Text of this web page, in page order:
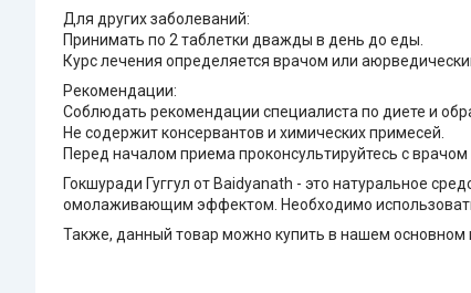
Для других заболеваний:
Принимать по 2 таблетки дважды в день до еды.
Курс лечения определяется врачом или
Рекомендации:
Соблюдать рекомендации специалиста по диете и
Не содержит консервантов и химических примесей.
Перед началом приема проконсультируйтесь с
Гокшуради Гуггул от Baidyanath - это натуральное
омолаживающим эффектом. Необходимо
Также, данный товар можно купить в нашем основном